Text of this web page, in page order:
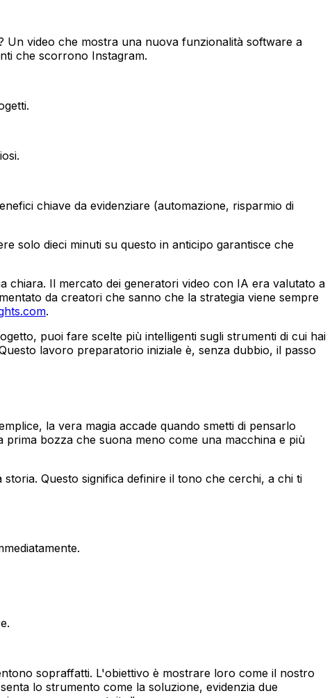
Un video che mostra una nuova funzionalità software a
che scorrono Instagram.
chiave da evidenziare (automazione, risparmio di
solo dieci minuti su questo in anticipo garantisce che
chiara. Il mercato dei generatori video con IA era valutato a
da creatori che sanno che la strategia viene sempre
.
puoi fare scelte più intelligenti sugli strumenti di cui hai
lavoro preparatorio iniziale è, senza dubbio, il passo
la vera magia accade quando smetti di pensarlo
bozza che suona meno come una macchina e più
Questo significa definire il tono che cerchi, a chi ti
sopraffatti. L'obiettivo è mostrare loro come il nostro
lo strumento come la soluzione, evidenzia due